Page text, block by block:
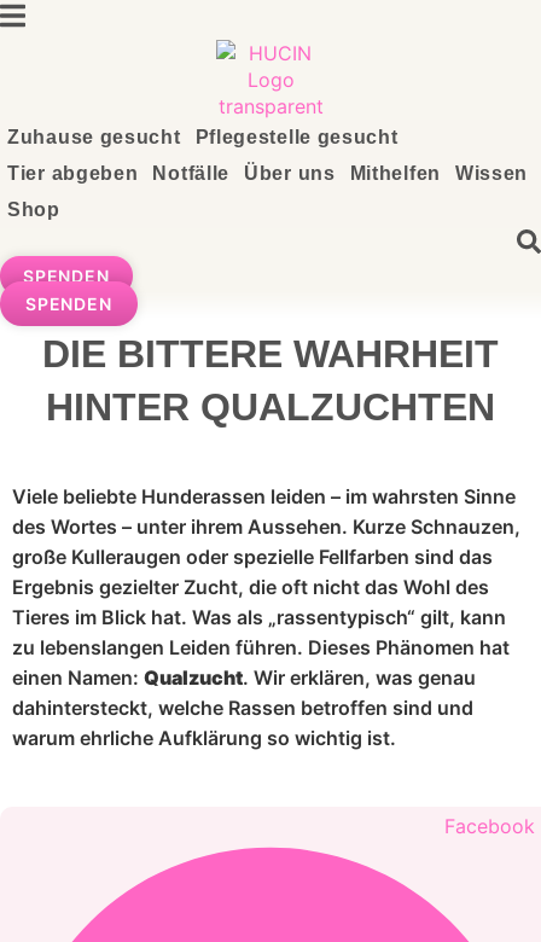
Zum
Zuhause gesucht
Pflegestelle gesucht
Tier abgeben
Notfälle Über uns Mithelfen
Wissen
Shop
SPENDEN
SPENDEN
DIE BITTERE WAHRHEIT
HINTER QUALZUCHTEN
Viele beliebte Hunderassen leiden – im wahrsten Sinne
des Wortes – unter ihrem Aussehen. Kurze Schnauzen,
große Kulleraugen oder spezielle Fellfarben sind das
Ergebnis gezielter Zucht, die oft nicht das Wohl des
Tieres im Blick hat. Was als „rassentypisch“ gilt, kann
zu lebenslangen Leiden führen. Dieses Phänomen hat
einen Namen: Qualzucht. Wir erklären, was genau
dahintersteckt, welche Rassen betroffen sind und
warum ehrliche Aufklärung so wichtig ist.
Facebook